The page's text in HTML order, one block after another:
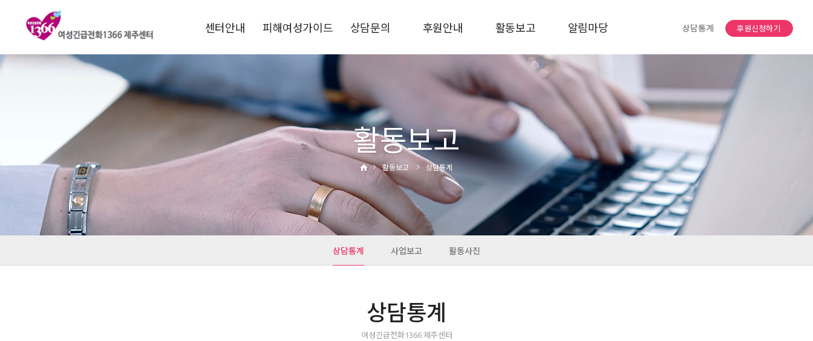
상담통계 후원신청하기
센터안내
1366소개
운영목적
연혁
비전 및 핵심과제
전국1366현황
찾아오시는길
피해여성가이드
교제폭력
성폭력·성희롱
성매매·성착취
디지털성범죄
관련기관
상담문의
비공개상담
자주하는질문
후원안내
후원신청
후원금사용결과
활동보고
상담통계
사업보고
활동사진
알림마당
공지사항
자유게시판
소식지
활동보고
활동보고 상담통계
상담통계 사업보고 활동사진
상담통계
여성긴급전화1366 제주센터